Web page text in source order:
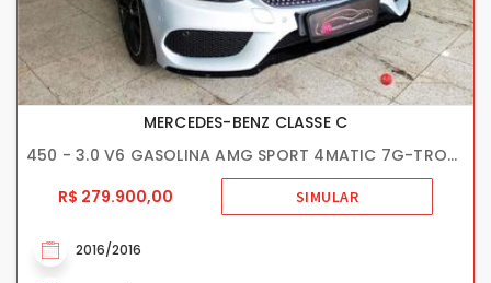
MERCEDES-BENZ CLASSE C
450 - 3.0 V6 GASOLINA AMG SPORT 4MATIC 7G-TRONIC
R$ 279.900,00
SIMULAR
2016/2016